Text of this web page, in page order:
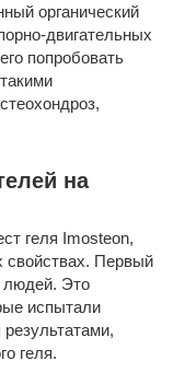
органический
двигательных
попробовать
на
геля Imosteon,
свойствах. Первый
людей. Это
испытали
геля.